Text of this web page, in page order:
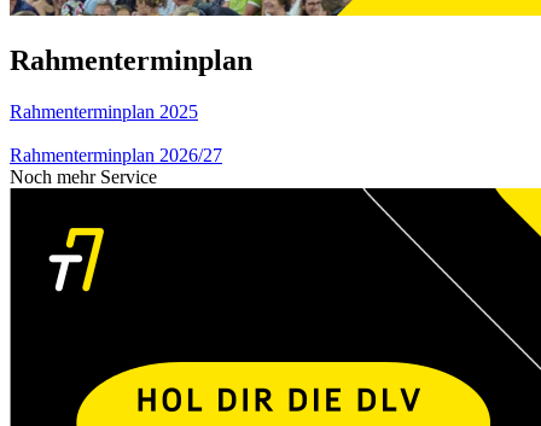
Rahmenterminplan
Rahmenterminplan 2025
Rahmenterminplan 2026/27
Noch mehr Service